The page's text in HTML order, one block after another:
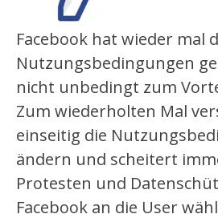
Facebook hat wieder mal
Nutzungsbedingungen
nicht unbedingt zum
Zum wiederholten Mal
einseitig die
ändern und scheitert
Protesten und
Facebook an die User